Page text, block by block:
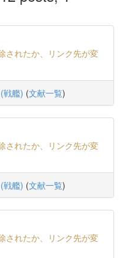
されたか、リンク先が変
戦艦) (文献一覧)
されたか、リンク先が変
戦艦) (文献一覧)
されたか、リンク先が変